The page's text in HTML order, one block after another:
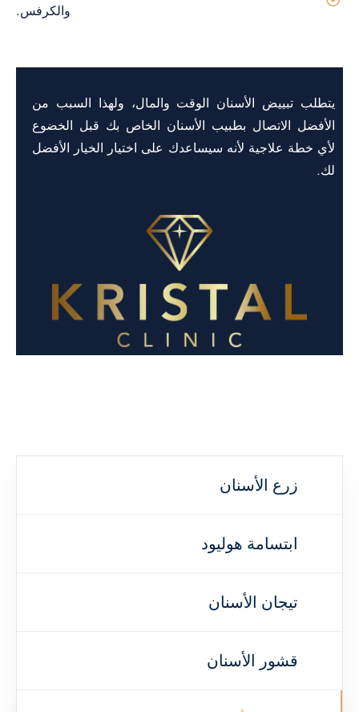
والكرفس.
يتطلب تبييض الأسنان الوقت والمال، ولهذا السبب من
الأفضل الاتصال بطبيب الأسنان الخاص بك قبل الخضوع
لأي خطة علاجية لأنه سيساعدك على اختيار الخيار الأفضل
لك.
زرع الأسنان
ابتسامة هوليود
تيجان الأسنان
قشور الأسنان